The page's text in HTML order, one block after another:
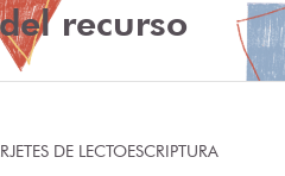
recurso
DE LECTOESCRIPTURA